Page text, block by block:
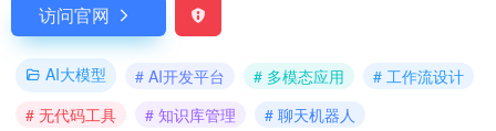
访问官网
AI大模型 # AI开发平台 # 多模态应用
# 工作流设计
# 无代码工具
# 知识库管理 # 聊天机器人